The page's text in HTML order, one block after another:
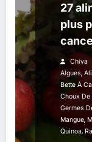
27
plus
Chiva
Algues,
Bette À
Choux
Germes
Mangue,
Quinoa,